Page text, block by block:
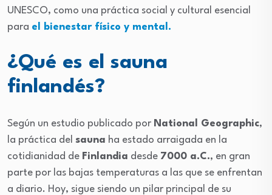
UNESCO, como una práctica social y cultural esencial
para el bienestar físico y mental.
¿Qué es el sauna
finlandés?
Según un estudio publicado por National Geographic,
la práctica del sauna ha estado arraigada en la
cotidianidad de Finlandia desde 7000 a.C., en gran
parte por las bajas temperaturas a las que se enfrentan
a diario. Hoy, sigue siendo un pilar principal de su